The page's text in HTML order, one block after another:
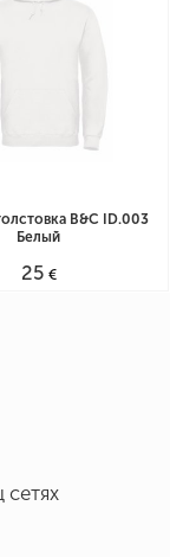
B&C ID.003
Белый
25 €